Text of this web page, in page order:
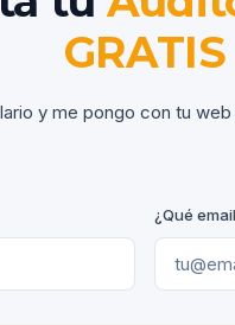
GRATIS
y me pongo con tu
¿Qué